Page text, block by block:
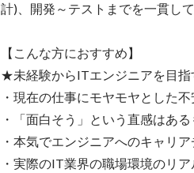
計)、開発～テストまでを一貫し
【こんな方におすすめ】
★未経験からITエンジニアを目
・現在の仕事にモヤモヤとした
・「面白そう」という直感はあ
・本気でエンジニアへのキャリ
・実際のIT業界の職場環境のリ